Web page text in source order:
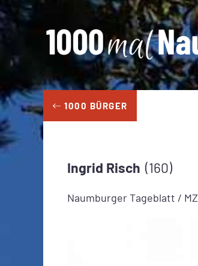
Inhalt
1000 BÜRGER
Ingrid Risch 160
Naumburger Tageblatt / MZ